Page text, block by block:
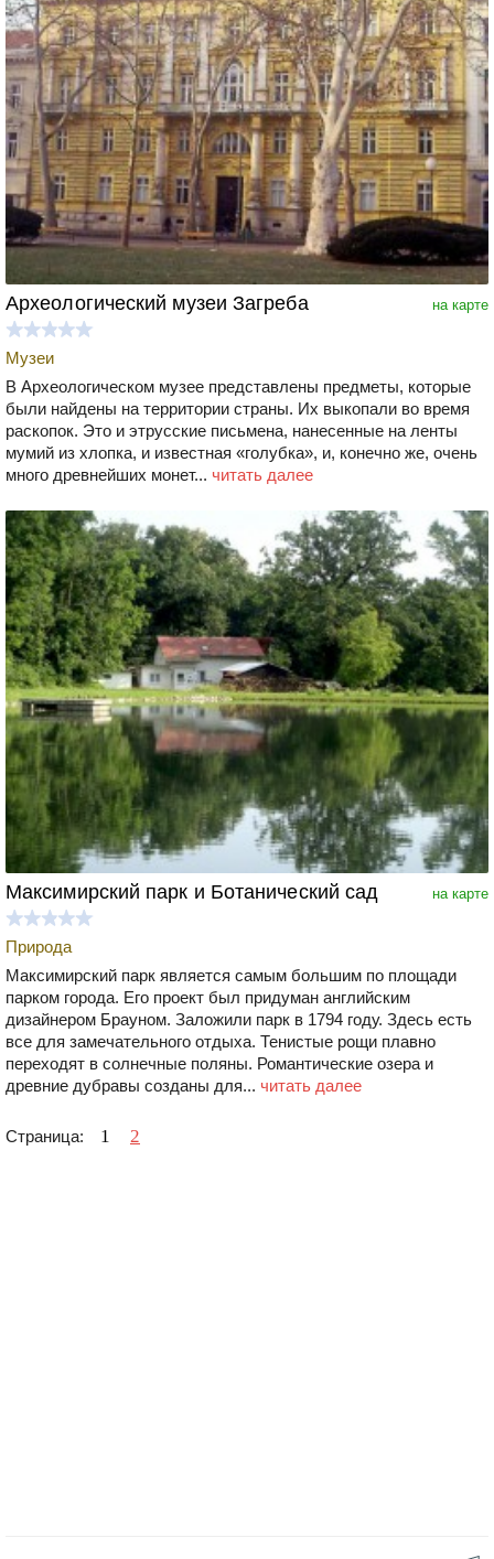
на карте
Археологический музеи Загреба
Музеи
В Археологическом музее представлены предметы, которые
были найдены на территории страны. Их выкопали во время
раскопок. Это и этрусские письмена, нанесенные на ленты
мумий из хлопка, и известная «голубка», и, конечно же, очень
много древнейших монет... читать далее
на карте
Максимирский парк и Ботанический сад
Природа
Максимирский парк является самым большим по площади
парком города. Его проект был придуман английским
дизайнером Брауном. Заложили парк в 1794 году. Здесь есть
все для замечательного отдыха. Тенистые рощи плавно
переходят в солнечные поляны. Романтические озера и
древние дубравы созданы для... читать далее
Страница: 1 2